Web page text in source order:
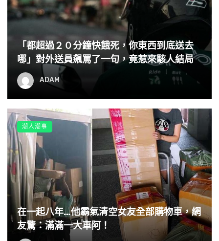
看來網友的建議也是挺兩極阿！
小編也覺得先從自身找問題或許才是解決的辦法，先檢討一
下為什麼兩個人沒有話說吧！你怎麼看這件事情呢
「都超過２０分鐘快餓死，你東西到底送去
哪」對外送員飆罵了一句，竟惹來駭人結局
ADAM
在一起八年…他霸氣清空女友全部購物車，網
友驚：滿滿一大車阿！
潮人潮事